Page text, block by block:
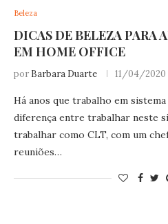
Beleza
DICAS DE BELEZA PARA
EM HOME OFFICE
por Barbara Duarte 11/04/2020
Há anos que trabalho em
diferença entre trabalhar neste
trabalhar como CLT, com um
reuniões…